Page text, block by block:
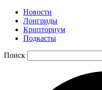
Новости
Лонгриды
Крипториум
Подкасты
Поиск